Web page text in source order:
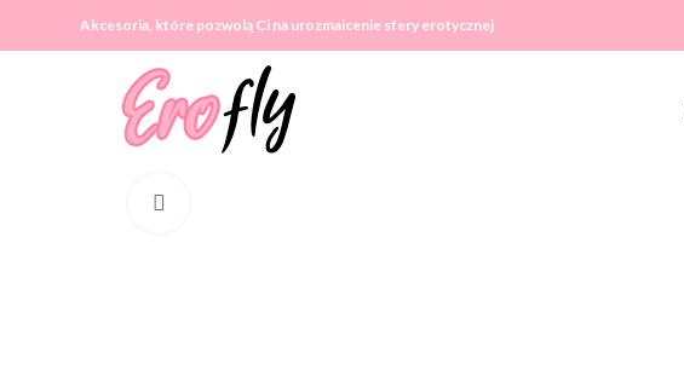
Akcesoria, które pozwolą Ci na urozmaicenie sfery erotycznej